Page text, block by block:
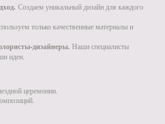
Создаем уникальный дизайн для каждого
только качественные материалы и
дизайнеры. Наши специалисты
идеи.
церемонии.